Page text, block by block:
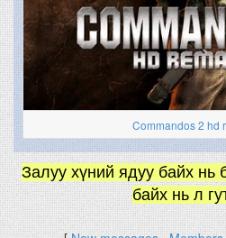
Commandos 2 hd
Залуу хүний ядуу байх нь
байх нь л